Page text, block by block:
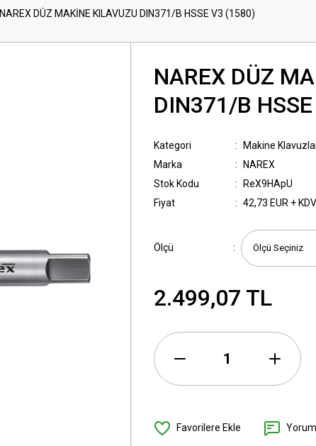
NAREX DÜZ MAKİNE KILAVUZU DIN371/B HSSE V3 (1580)
NAREX DÜZ
DIN371/B
Kategori
Makine
Marka
NAREX
Stok Kodu
ReX9HApU
Fiyat
42,73 EUR + KDV
Ölçü
2.499,07 TL